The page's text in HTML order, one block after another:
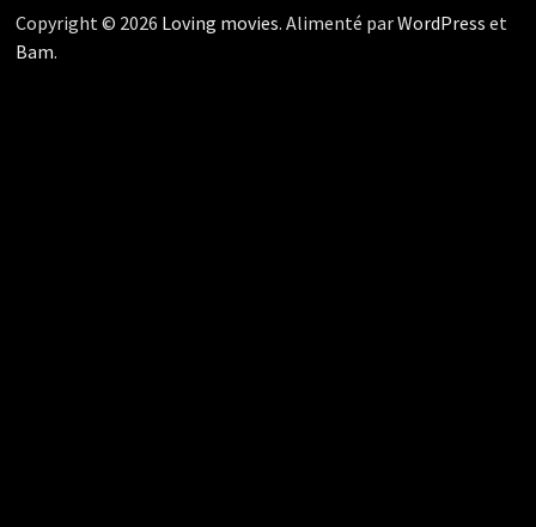
Copyright © 2026 Loving movies. Alimenté parWordPress et
Bam.